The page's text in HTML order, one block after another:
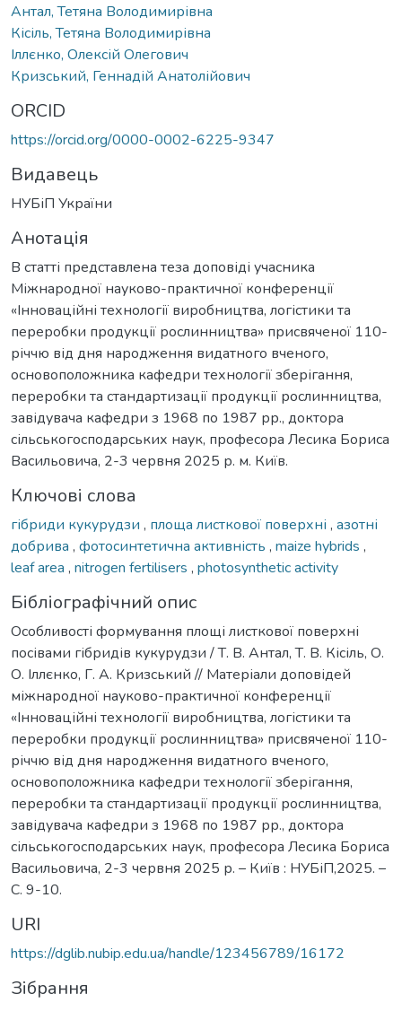
Антал, Тетяна Володимирівна
Кісіль, Тетяна Володимирівна
Іллєнко, Олексій Олегович
Кризський, Геннадій Анатолійович
ORCID
https://orcid.org/0000-0002-6225-9347
Видавець
НУБіП України
Анотація
В статті представлена теза доповіді учасника
Міжнародної науково-практичної конференції
«Інноваційні технології виробництва, логістики та
переробки продукції рослинництва» присвяченої 110-
річчю від дня народження видатного вченого,
основоположника кафедри технології зберігання,
переробки та стандартизації продукції рослинництва,
завідувача кафедри з 1968 по 1987 рр., доктора
сільськогосподарських наук, професора Лесика Бориса
Васильовича, 2-3 червня 2025 р. м. Київ.
Ключові слова
гібриди кукурудзи , площа листкової поверхні , азотні
добрива , фотосинтетична активність , maize hybrids ,
leaf area , nitrogen fertilisers , photosynthetic activity
Бібліографічний опис
Особливості формування площі листкової поверхні
посівами гібридів кукурудзи / Т. В. Антал, Т. В. Кісіль, О.
О. Іллєнко, Г. А. Кризський // Матеріали доповідей
міжнародної науково-практичної конференції
«Інноваційні технології виробництва, логістики та
переробки продукції рослинництва» присвяченої 110-
річчю від дня народження видатного вченого,
основоположника кафедри технології зберігання,
переробки та стандартизації продукції рослинництва,
завідувача кафедри з 1968 по 1987 рр., доктора
сільськогосподарських наук, професора Лесика Бориса
Васильовича, 2-3 червня 2025 р. – Київ : НУБіП,2025. –
С. 9-10.
URI
https://dglib.nubip.edu.ua/handle/123456789/16172
Зібрання